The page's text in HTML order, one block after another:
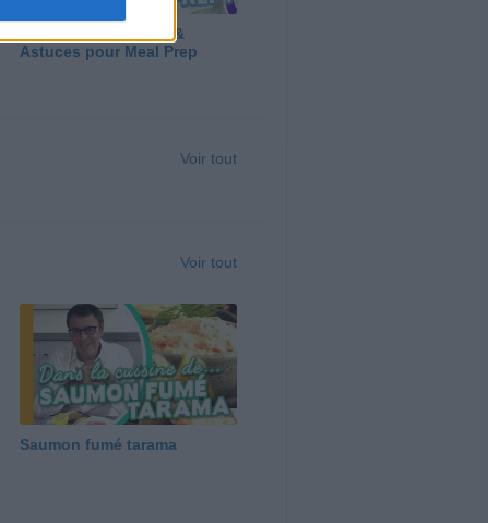
Panga, Huile d'Olive &
Astuces pour Meal Prep
Voir tout
Voir tout
Saumon fumé tarama